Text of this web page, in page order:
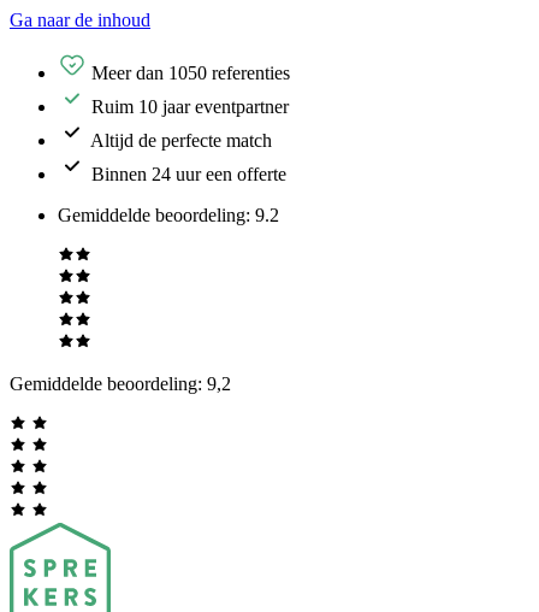
Ga naar de inhoud
Meer dan 1050 referenties
Ruim 10 jaar eventpartner
Altijd de perfecte match
Binnen 24 uur een offerte
Gemiddelde beoordeling: 9.2
Gemiddelde beoordeling: 9,2